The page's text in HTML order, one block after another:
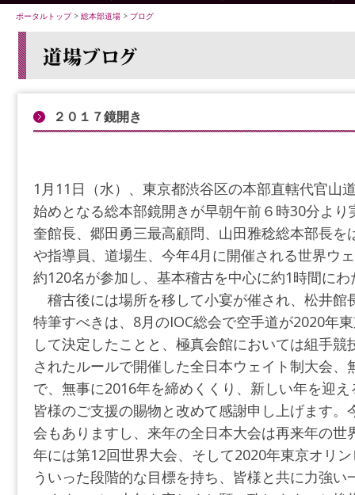
ポータルトップ> 総本部道場 > ブログ
２０１７鏡開き
1月11日（水）、東京都渋谷区の本部直轄代官山
始めとなる総本部鏡開きが早朝午前６時30分よ
奎館長、郷田勇三最高顧問、山田雅稔総本部長を
や指導員、道場生、今年4月に開催される世界ウ
約120名が参加し、基本稽古を中心に約1時間に
稽古後には場所を移して小宴が催され、松井館
特筆すべきは、8月のIOC総会で空手道が2020年
して決定したことと、極真会館においては組手
されたルールで開催した全日本ウェイト制大会
で、無事に2016年を締めくくり、新しい年を迎
皆様のご支援の賜物と改めて感謝申し上げます
会もありますし、来年の全日本大会は再来年の世
年には第12回世界大会、そして2020年東京オリ
ういった段階的な目標を持ち、皆様と共に力強